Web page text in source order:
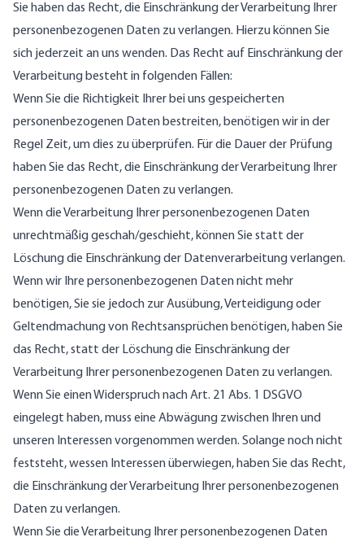
Sie haben das Recht, die Einschränkung der Verarbeitung Ihrer
personenbezogenen Daten zu verlangen. Hierzu können Sie
sich jederzeit an uns wenden. Das Recht auf Einschränkung der
Verarbeitung besteht in folgenden Fällen:
Wenn Sie die Richtigkeit Ihrer bei uns gespeicherten
personenbezogenen Daten bestreiten, benötigen wir in der
Regel Zeit, um dies zu überprüfen. Für die Dauer der Prüfung
haben Sie das Recht, die Einschränkung der Verarbeitung Ihrer
personenbezogenen Daten zu verlangen.
Wenn die Verarbeitung Ihrer personenbezogenen Daten
unrechtmäßig geschah/geschieht, können Sie statt der
Löschung die Einschränkung der Datenverarbeitung verlangen.
Wenn wir Ihre personenbezogenen Daten nicht mehr
benötigen, Sie sie jedoch zur Ausübung, Verteidigung oder
Geltendmachung von Rechtsansprüchen benötigen, haben Sie
das Recht, statt der Löschung die Einschränkung der
Verarbeitung Ihrer personenbezogenen Daten zu verlangen.
Wenn Sie einen Widerspruch nach Art. 21 Abs. 1 DSGVO
eingelegt haben, muss eine Abwägung zwischen Ihren und
unseren Interessen vorgenommen werden. Solange noch nicht
feststeht, wessen Interessen überwiegen, haben Sie das Recht,
die Einschränkung der Verarbeitung Ihrer personenbezogenen
Daten zu verlangen.
Wenn Sie die Verarbeitung Ihrer personenbezogenen Daten